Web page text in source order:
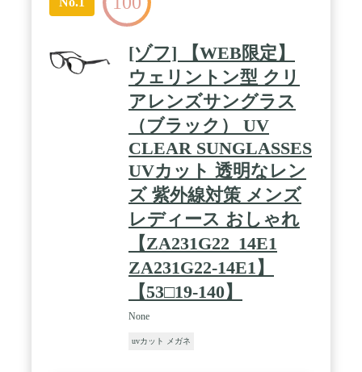
[ゾフ] 【WEB限定】
ウェリントン型 クリ
アレンズサングラス
（ブラック） UV
CLEAR SUNGLASSES
UVカット 透明なレン
ズ 紫外線対策 メンズ
レディース おしゃれ
【ZA231G22_14E1
ZA231G22-14E1】
【53□19-140】
None
uvカット メガネ